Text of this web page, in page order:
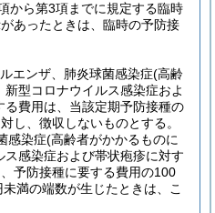
から第3項までに規定する臨時
あったときは、臨時の予防接
エンザ、肺炎球菌感染症(高齢
、新型コロナウイルス感染症およ
る費用は、当該定期予防接種の
し、徴収しないものとする。
感染症(高齢者がかかるものに
ス感染症および帯状疱疹に対す
予防接種に要する費用の100
満の端数が生じたときは、こ